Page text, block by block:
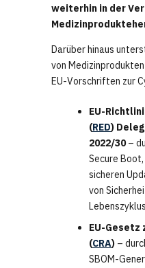
weiterhin in der
Darüber hinaus
von
EU-Vorschriften zur
EU-
(RED)
2022/30–
Secure
sicheren
von
EU-Gesetz
(CRA) –
SBOM-